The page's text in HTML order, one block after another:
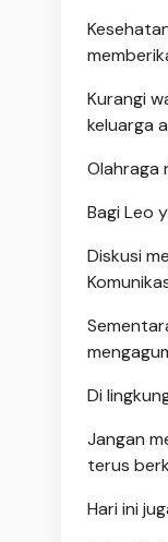
Kurangi
keluarga
Olahraga
Bagi Leo
Diskusi
Di
Jangan
terus
Hari ini